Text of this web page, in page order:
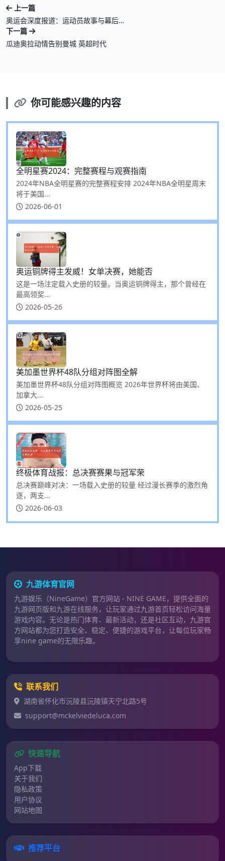
上一篇
奥运会深度报道：运动员故事与幕后…
下一篇
瓜迪奥拉动情告别曼城 英超时代
你可能感兴趣的内容
全明星赛2024：完整赛程与观赛指南
2024年NBA全明星赛的完整赛程安排 2024年NBA全明星周末
将于美国...
2026-06-01
奥运铜牌得主发威！女单决赛，她能否
这是一场注定载入史册的较量。当奥运铜牌得主，那个曾经在
最高领奖...
2026-05-26
美加墨世界杯48队分组对阵图全解
美加墨世界杯48队分组对阵图概览 2026年世界杯将由美国、
加拿大...
2026-05-25
终极体育战报：总决赛赛果与冠军荣
总决赛巅峰对决：一场载入史册的较量 经过漫长赛季的激烈角
逐，两支...
2026-06-03
九游体育官网
九游娱乐（NineGame）官方网站 - NINE GAME，提供全面的
九游网页版和九游在线服务，让玩家通过九游首页轻松访问海量
游戏内容。无论是热门体育、最新活动，还是社区互动，九游官
方网站都为您打造安全、稳定、便捷的游戏平台，让每位玩家畅
享nine game的无限乐趣。
联系我们
湖南省怀化市沅陵县沅陵镇天宁北路5号
support@mckelviedeluca.com
快速导航
App下载
关于我们
隐私政策
用户协议
网站地图
推荐平台